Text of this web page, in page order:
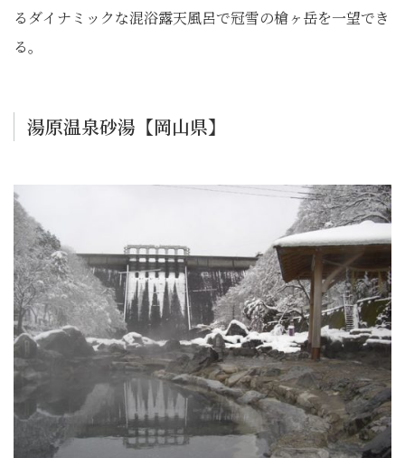
るダイナミックな混浴露天風呂で冠雪の槍ヶ岳を一望でき
る。
湯原温泉砂湯【岡山県】